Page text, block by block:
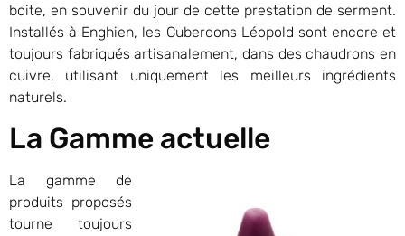
boite, en souvenir du jour de cette prestation de serment.
Installés à Enghien, les Cuberdons Léopold sont encore et
toujours fabriqués artisanalement, dans des chaudrons en
cuivre, utilisant uniquement les meilleurs ingrédients
naturels.
La Gamme actuelle
La gamme de
produits proposés
tourne toujours